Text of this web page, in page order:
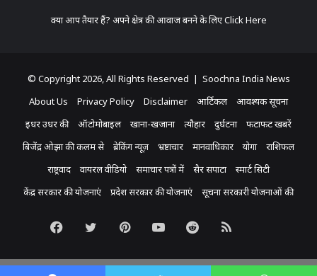
क्या आप तैयार हैं? अपने क्षेत्र की आवाज बनने के लिएClick Here
© Copyright 2026, All Rights Reserved | Soochna India News
About Us
Privacy Policy Disclaimer आर्टिकल
आवश्यक सूचना
इधर उधर की
ऑटोमोबाइल खाना-खजाना त्यौहार दुर्घटना
फटाफट खबरें
बिजेंद्र ओझा की कलम से
ब्रेकिंग न्यूज़ भ्रष्टाचार मानवाधिकार योगा
राशिफल
राष्ट्रवाद
वायरल वीडियो समाचार पत्रों में सैर सपाटा
स्मार्ट सिटी
केंद्र सरकार की योजनाएं
प्रदेश सरकार की योजनाएं सूचना सरकारी योजनाओं की
Facebook
TwitterPinterestYouTubeRedditRSS